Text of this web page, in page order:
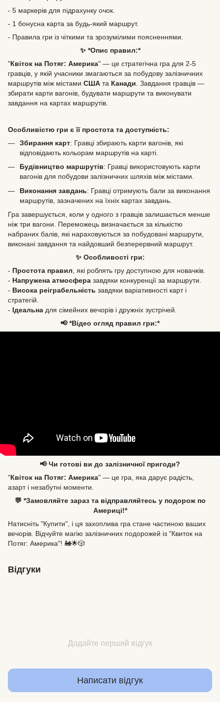
- 5 маркерів для підрахунку очок.
- 1 бонусна карта за будь-який маршрут.
- Правила гри із чіткими та зрозумілими поясненнями.
✨ *Опис правил:*
"Квіток на Потяг: Америка" — це стратегічна гра для 2-5
гравців, у якій учасники змагаються за побудову залізничних
маршрутів між містами США та Канади . Завдання гравців —
збирати карти вагонів, будувати маршрути та виконувати
завдання на картах маршрутів.
Особливістю гри є її простота та доступність:
Збирання карт: Гравці збирають карти вагонів, які
відповідають кольорам маршрутів на карті.
Будівництво маршрутів: Гравці використовують карти
вагонів для побудови залізничних шляхів між містами.
Виконання завдань: Гравці отримують бали за виконання
маршрутів, зазначених на їхніх картах завдань.
Гра завершується, коли у одного з гравців залишається менше
ніж три вагони. Переможець визначається за кількістю
набраних балів, які нараховуються за побудовані маршрути,
виконані завдання та найдовший безперервний маршрут.
✨ Особливості гри:
- Простота правил , які роблять гру доступною для новачків.
- Напружена атмосфера завдяки конкуренції за маршрути.
- Висока реіграбельність завдяки варіативності карт і
стратегій.
- Ідеальна для сімейних вечорів і дружніх зустрічей.
📢 *Відео огляд правил гри:*
📢 Чи готові ви до залізничної пригоди?
"Квіток на Потяг: Америка" — це гра, яка дарує радість,
азарт і незабутні моменти.
💬 *Замовляйте зараз та відправляйтесь у подорож по
Америці!*
Натисніть "Купити", і ця захоплива гра стане частиною ваших
вечорів. Відчуйте магію залізничних подорожей із "Квиток на
Потяг: Америка"! 🚂🌟🎲
Відгуки
Додайте перший відгук
Написати відгук